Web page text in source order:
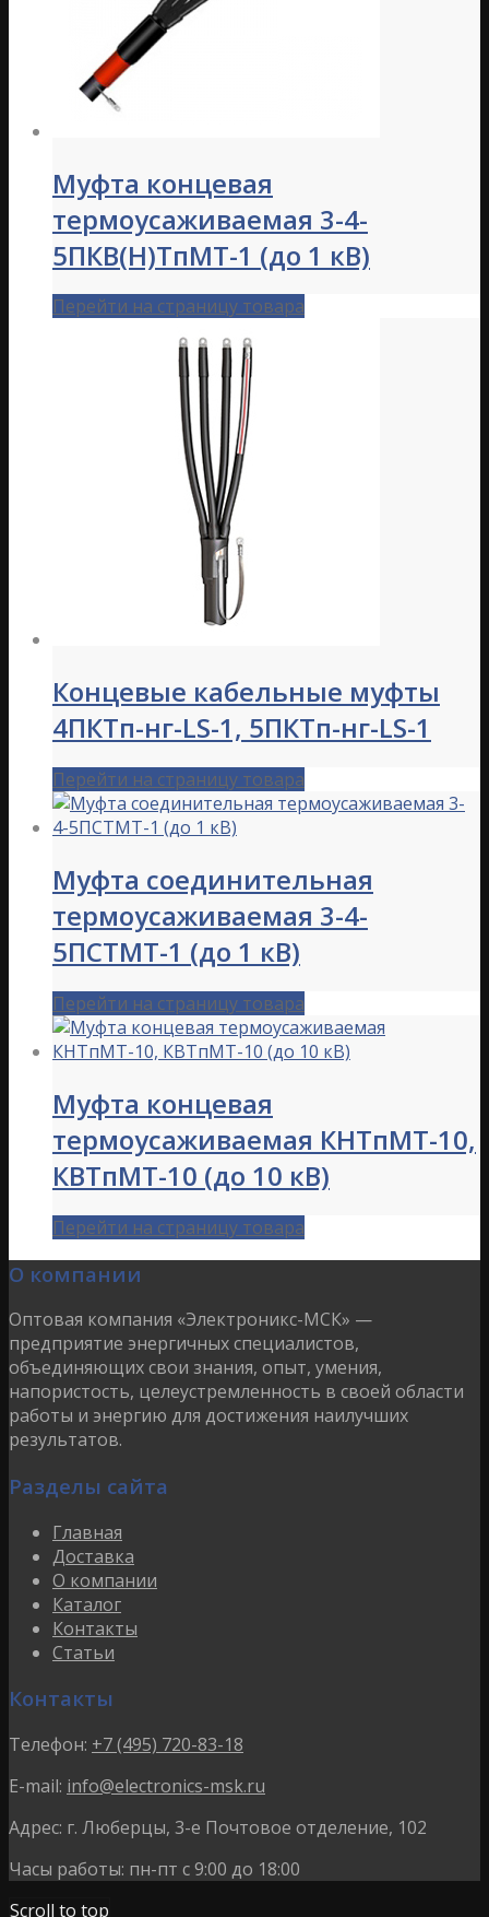
Муфта концевая
термоусаживаемая 3-4-
5ПКВ(Н)ТпМТ-1 (до 1 кВ)
Перейти на страницу товара
Концевые кабельные муфты
4ПКТп-нг-LS-1, 5ПКТп-нг-LS-1
Перейти на страницу товара
Муфта соединительная
термоусаживаемая 3-4-
5ПСТМТ-1 (до 1 кВ)
Перейти на страницу товара
Муфта концевая
термоусаживаемая КНТпМТ-10,
КВТпМТ-10 (до 10 кВ)
Перейти на страницу товара
О компании
Оптовая компания «Электроникс-МСК» —
предприятие энергичных специалистов,
объединяющих свои знания, опыт, умения,
напористость, целеустремленность в своей области
работы и энергию для достижения наилучших
результатов.
Разделы сайта
Главная
Доставка
О компании
Каталог
Контакты
Статьи
Контакты
Телефон: +7 (495) 720-83-18
E-mail: info@electronics-msk.ru
Адрес: г. Люберцы, 3-е Почтовое отделение, 102
Часы работы: пн-пт с 9:00 до 18:00
Scroll to top